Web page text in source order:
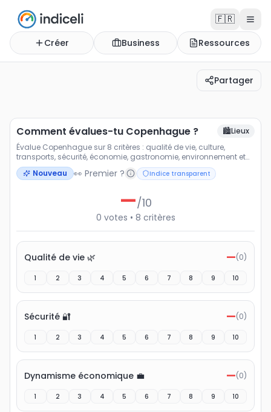
🇫🇷
Créer Business Ressources
Partager
Comment évalues-tu Copenhague ?
Évalue Copenhague sur 8 critères : qualité de vie,
Comment évalues-tu Copenhague ? 🏙️Lieux
Évalue Copenhague sur 8 critères : qualité de vie, culture,
transports, sécurité, économie, gastronomie, environnement et
loisirs.
Nouveau 👀 Premier ? Indice transparent
—/10
0 votes • 8 critères
Qualité de vie 🌿 —(0)
1 2 3 4 5 6 7 8 9 10
Sécurité 🔐 —(0)
1 2 3 4 5 6 7 8 9 10
Dynamisme économique 💼 —(0)
1 2 3 4 5 6 7 8 9 10